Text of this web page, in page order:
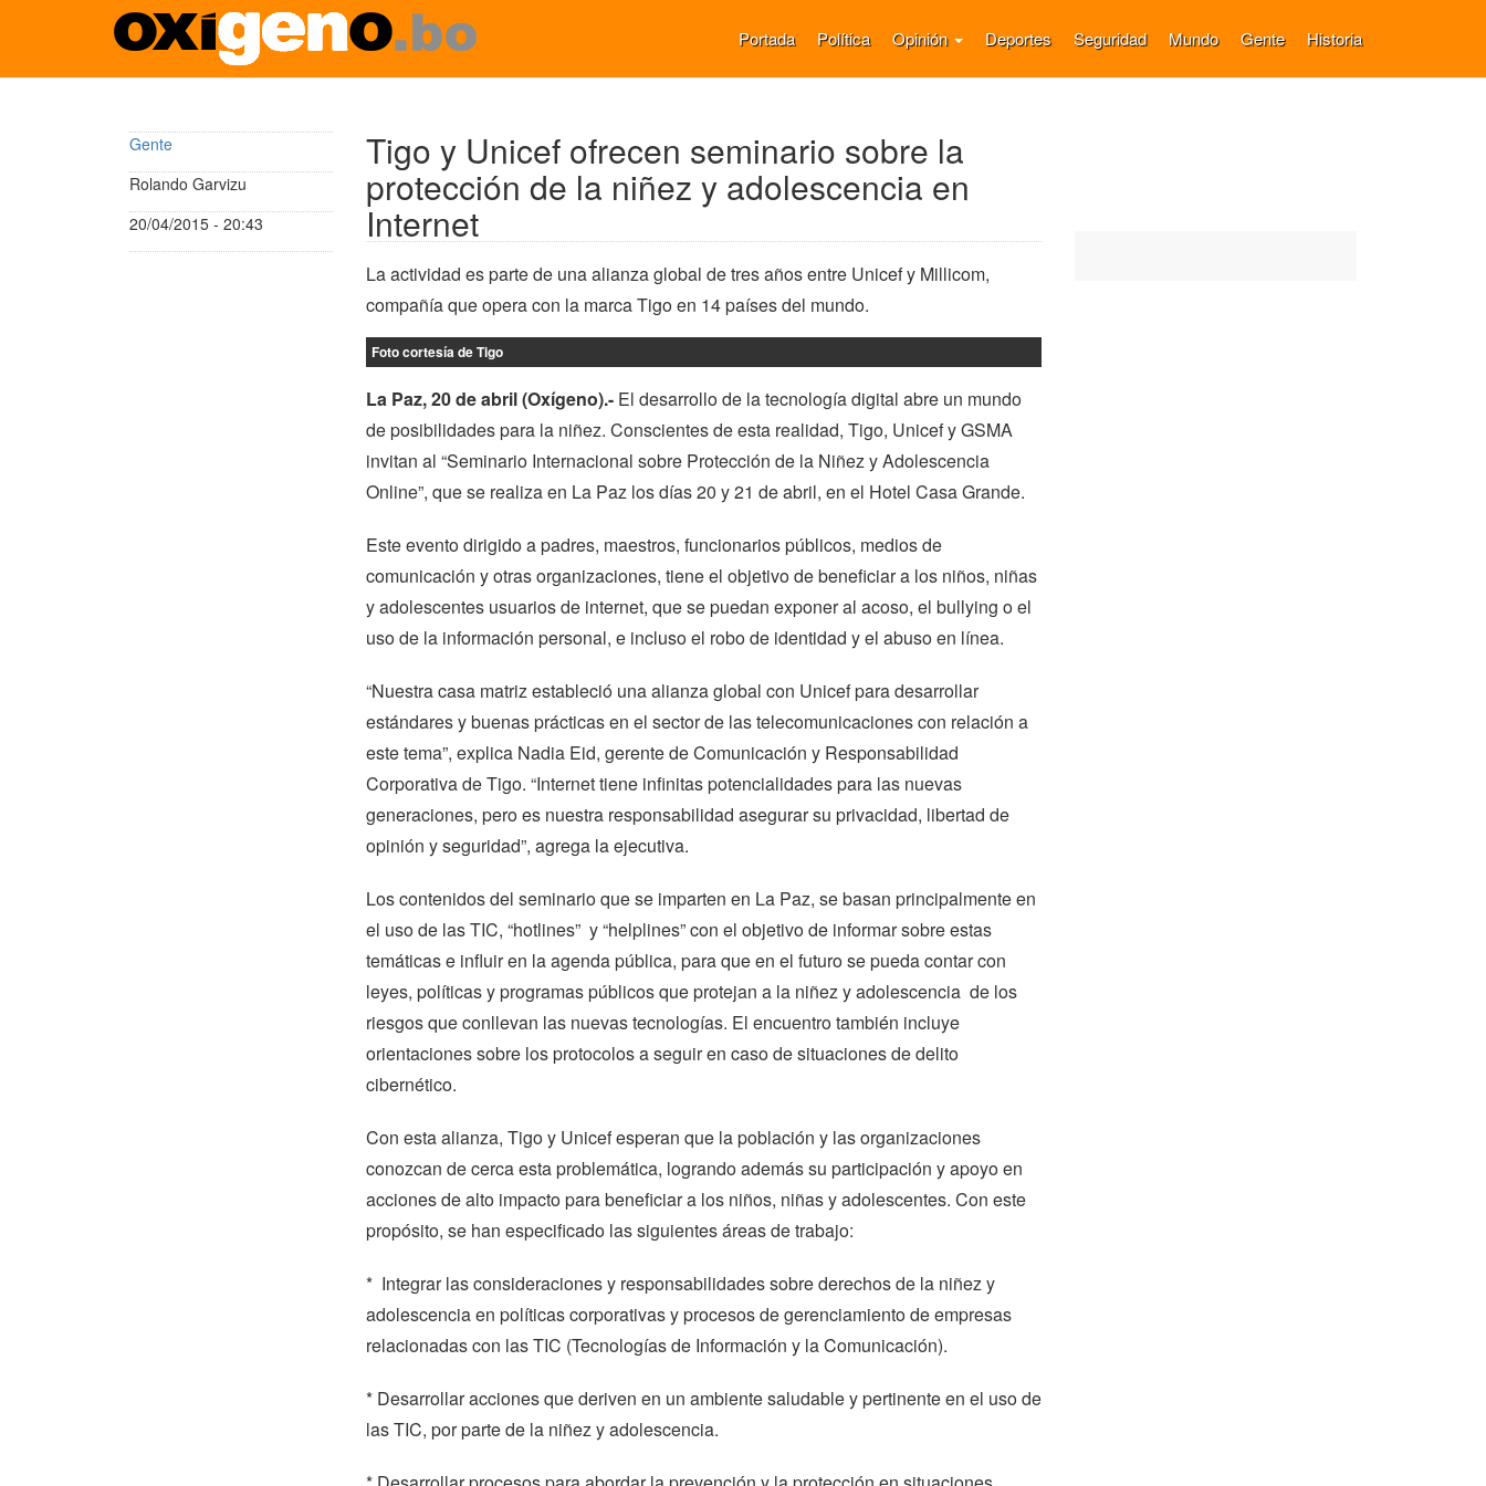
Pasar
Portada Política Opinión Deportes Seguridad Mundo Gente Historia
Gente
Rolando Garvizu
20/04/2015 - 20:43
Tigo y Unicef ofrecen seminario sobre la
protección de la niñez y adolescencia en
Internet
La actividad es parte de una alianza global de tres años entre Unicef y Millicom,
compañía que opera con la marca Tigo en 14 países del mundo.
Foto cortesía de Tigo
La Paz, 20 de abril (Oxígeno).-El desarrollo de la tecnología digital abre un mundo
de posibilidades para la niñez. Conscientes de esta realidad, Tigo, Unicef y GSMA
invitan al “Seminario Internacional sobre Protección de la Niñez y Adolescencia
Online”, que se realiza en La Paz los días 20 y 21 de abril, en el Hotel Casa Grande.
Este evento dirigido a padres, maestros, funcionarios públicos, medios de
comunicación y otras organizaciones, tiene el objetivo de beneficiar a los niños, niñas
y adolescentes usuarios de internet, que se puedan exponer al acoso, el bullying o el
uso de la información personal, e incluso el robo de identidad y el abuso en línea.
“Nuestra casa matriz estableció una alianza global con Unicef para desarrollar
estándares y buenas prácticas en el sector de las telecomunicaciones con relación a
este tema”, explica Nadia Eid, gerente de Comunicación y Responsabilidad
Corporativa de Tigo. “Internet tiene infinitas potencialidades para las nuevas
generaciones, pero es nuestra responsabilidad asegurar su privacidad, libertad de
opinión y seguridad”, agrega la ejecutiva.
Los contenidos del seminario que se imparten en La Paz, se basan principalmente en
el uso de las TIC, “hotlines” y “helplines” con el objetivo de informar sobre estas
temáticas e influir en la agenda pública, para que en el futuro se pueda contar con
leyes, políticas y programas públicos que protejan a la niñez y adolescencia de los
riesgos que conllevan las nuevas tecnologías. El encuentro también incluye
orientaciones sobre los protocolos a seguir en caso de situaciones de delito
cibernético.
Con esta alianza, Tigo y Unicef esperan que la población y las organizaciones
conozcan de cerca esta problemática, logrando además su participación y apoyo en
acciones de alto impacto para beneficiar a los niños, niñas y adolescentes. Con este
propósito, se han especificado las siguientes áreas de trabajo:
* Integrar las consideraciones y responsabilidades sobre derechos de la niñez y
adolescencia en políticas corporativas y procesos de gerenciamiento de empresas
relacionadas con las TIC (Tecnologías de Información y la Comunicación).
* Desarrollar acciones que deriven en un ambiente saludable y pertinente en el uso de
las TIC, por parte de la niñez y adolescencia.